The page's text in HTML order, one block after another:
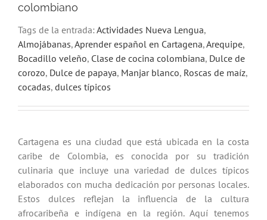
colombiano
Tags de la entrada: Actividades Nueva Lengua,
Almojábanas,Aprender español en Cartagena,Arequipe,
Bocadillo veleño, Clase de cocina colombiana, Dulce de
corozo, Dulce de papaya, Manjar blanco, Roscas de maíz,
cocadas, dulces típicos
Cartagena es una ciudad que está ubicada en la costa
caribe de Colombia, es conocida por su tradición
culinaria que incluye una variedad de dulces típicos
elaborados con mucha dedicación por personas locales.
Estos dulces reflejan la influencia de la cultura
afrocaribeña e indígena en la región. Aquí tenemos